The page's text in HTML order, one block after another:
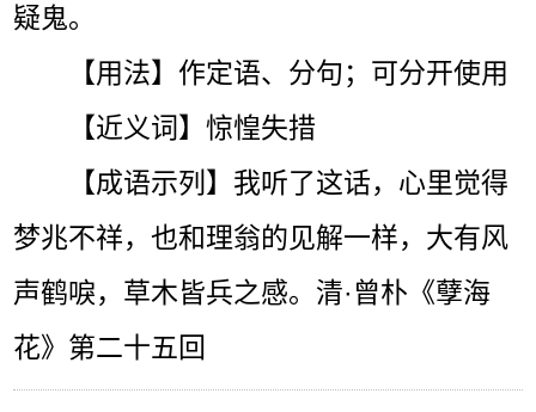
疑鬼。
【用法】作定语、分句；可分开使用
【近义词】惊惶失措
【成语示列】我听了这话，心里觉得
梦兆不祥，也和理翁的见解一样，大有风
声鹤唳，草木皆兵之感。清·曾朴《孽海
花》第二十五回